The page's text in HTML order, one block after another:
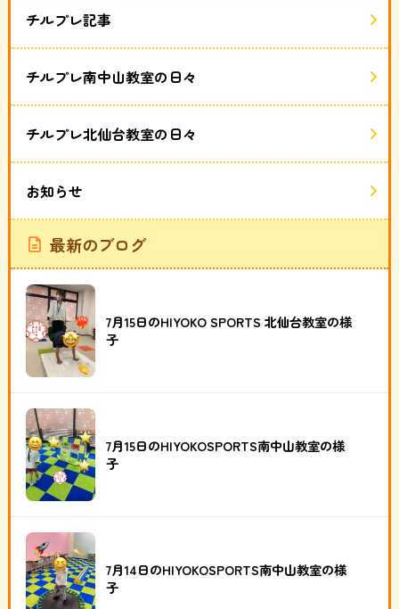
チルプレ記事
チルプレ南中山教室の日々
チルプレ北仙台教室の日々
お知らせ
最新のブログ
7月15日のHIYOKO SPORTS 北仙台教室の様
子
7月15日のHIYOKOSPORTS南中山教室の様
子
7月14日のHIYOKOSPORTS南中山教室の様
子